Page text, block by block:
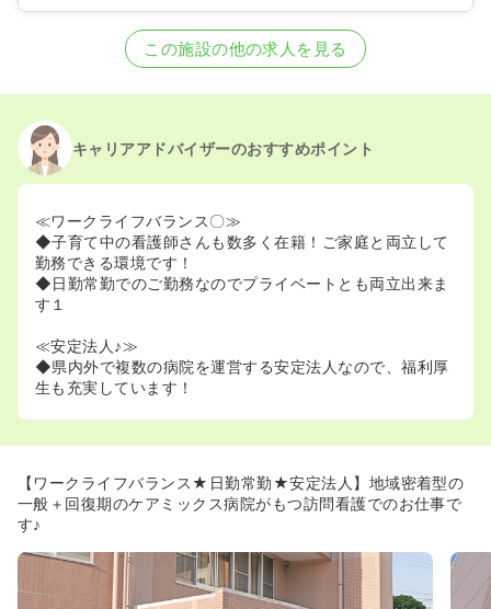
正看護師の募集を休止
正看護師の募集を開始
2024/02/01正看護師の募集を開始
2021/06/07
この施設の他の求人を見る
キャリアアドバイザーのおすすめポイント
≪ワークライフバランス〇≫
◆子育て中の看護師さんも数多く在籍！ご家庭と両立して
勤務できる環境です！
◆日勤常勤でのご勤務なのでプライベートとも両立出来ま
す１
≪安定法人♪≫
◆県内外で複数の病院を運営する安定法人なので、福利厚
生も充実しています！
【ワークライフバランス★日勤常勤★安定法人】地域密着型の
一般＋回復期のケアミックス病院がもつ訪問看護でのお仕事で
す♪